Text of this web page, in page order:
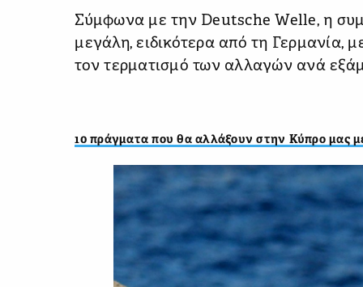
Σύμφωνα με την Deutsche Welle, η
μεγάλη, ειδικότερα από τη Γερμανία,
τον τερματισμό των αλλαγών ανά
10 πράγματα που θα αλλάξουν στην Κύπρο μας